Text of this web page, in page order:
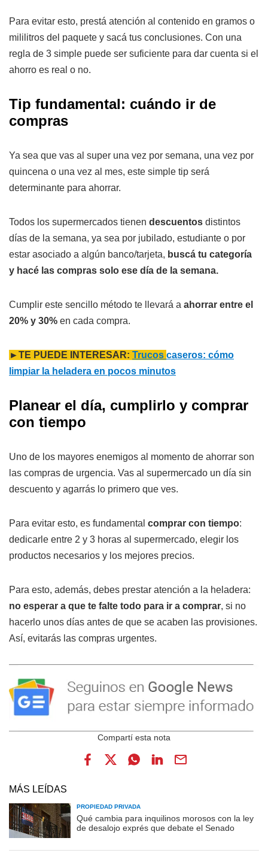
Para evitar esto, prestá atención al contenido en gramos o
mililitros del paquete y sacá tus conclusiones. Con una
regla de 3 simple puede ser suficiente para dar cuenta si el
ahorro es real o no.
Tip fundamental: cuándo ir de
compras
Ya sea que vas al super una vez por semana, una vez por
quincena o una vez al mes, este simple tip será
determinante para ahorrar.
Todos los supermercados tienen descuentos distintos
días de la semana, ya sea por jubilado, estudiante o por
estar asociado a algún banco/tarjeta, buscá tu categoría
y hacé las compras solo ese día de la semana.
Cumplir este sencillo método te llevará a ahorrar entre el
20% y 30% en cada compra.
►TE PUEDE INTERESAR: Trucos caseros: cómo
limpiar la heladera en pocos minutos
Planear el día, cumplirlo y comprar
con tiempo
Uno de los mayores enemigos al momento de ahorrar son
las compras de urgencia. Vas al supermercado un día sin
descuento y agarrás lo primero que ves.
Para evitar esto, es fundamental comprar con tiempo:
dedicarle entre 2 y 3 horas al supermercado, elegir los
productos necesarios y los mejores precios.
Para esto, además, debes prestar atención a la heladera:
no esperar a que te falte todo para ir a comprar, si no
hacerlo unos días antes de que se acaben las provisiones.
Así, evitarás las compras urgentes.
MÁS LEÍDAS
PROPIEDAD PRIVADA
Qué cambia para inquilinos morosos con la ley
de desalojo exprés que debate el Senado